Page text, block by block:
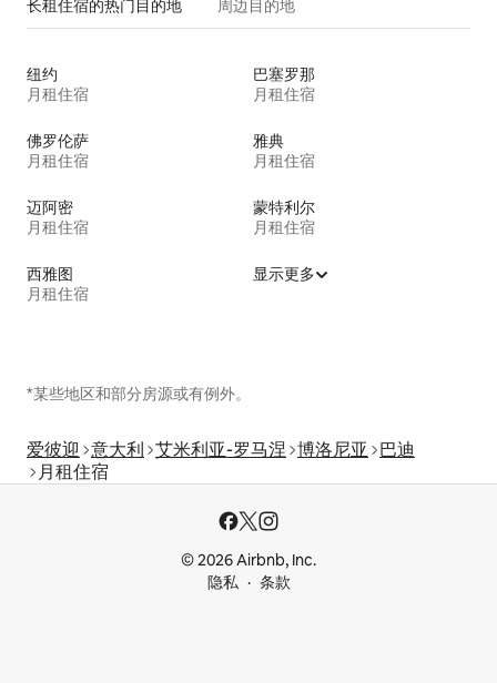
长租住宿的热门目的地 周边目的地
纽约
月租住宿
巴塞罗那
月租住宿
佛罗伦萨
月租住宿
雅典
月租住宿
迈阿密
月租住宿
蒙特利尔
月租住宿
西雅图
月租住宿
显示更多
*某些地区和部分房源或有例外。
爱彼迎 意大利 艾米利亚-罗马涅 博洛尼亚 巴迪
月租住宿
© 2026 Airbnb, Inc.
隐私
条款